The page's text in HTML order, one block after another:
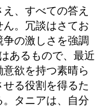
、すべての答え
。冗談はさてお
の激しさを強調
あるもので、最近
欲を持つ素晴ら
る役割を得るた
タニアは、自分